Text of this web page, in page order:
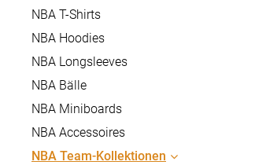
NBA T-Shirts
NBA Hoodies
NBA Longsleeves
NBA Bälle
NBA Miniboards
NBA Accessoires
NBA Team-Kollektionen